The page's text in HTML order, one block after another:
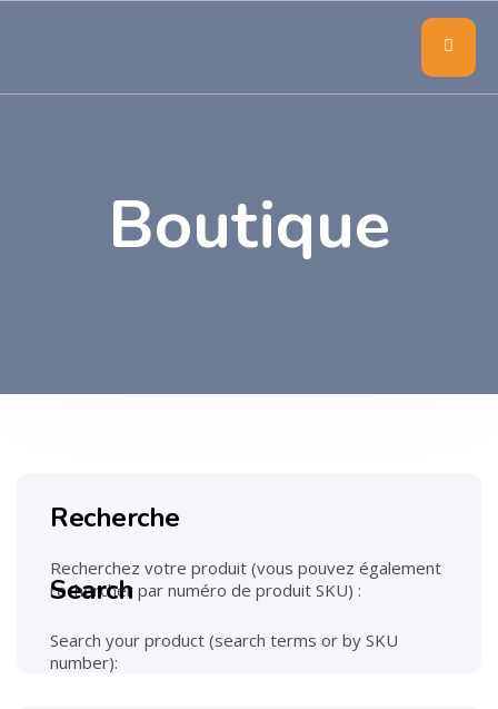
Boutique
Recherche
Recherchez votre produit (vous pouvez également
rechercher par numéro de produit SKU) :
Search
Search your product (search terms or by SKU
number):